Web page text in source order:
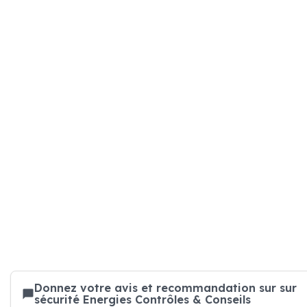
Donnez votre avis et recommandation sur sur
sécurité Energies Contrôles & Conseils